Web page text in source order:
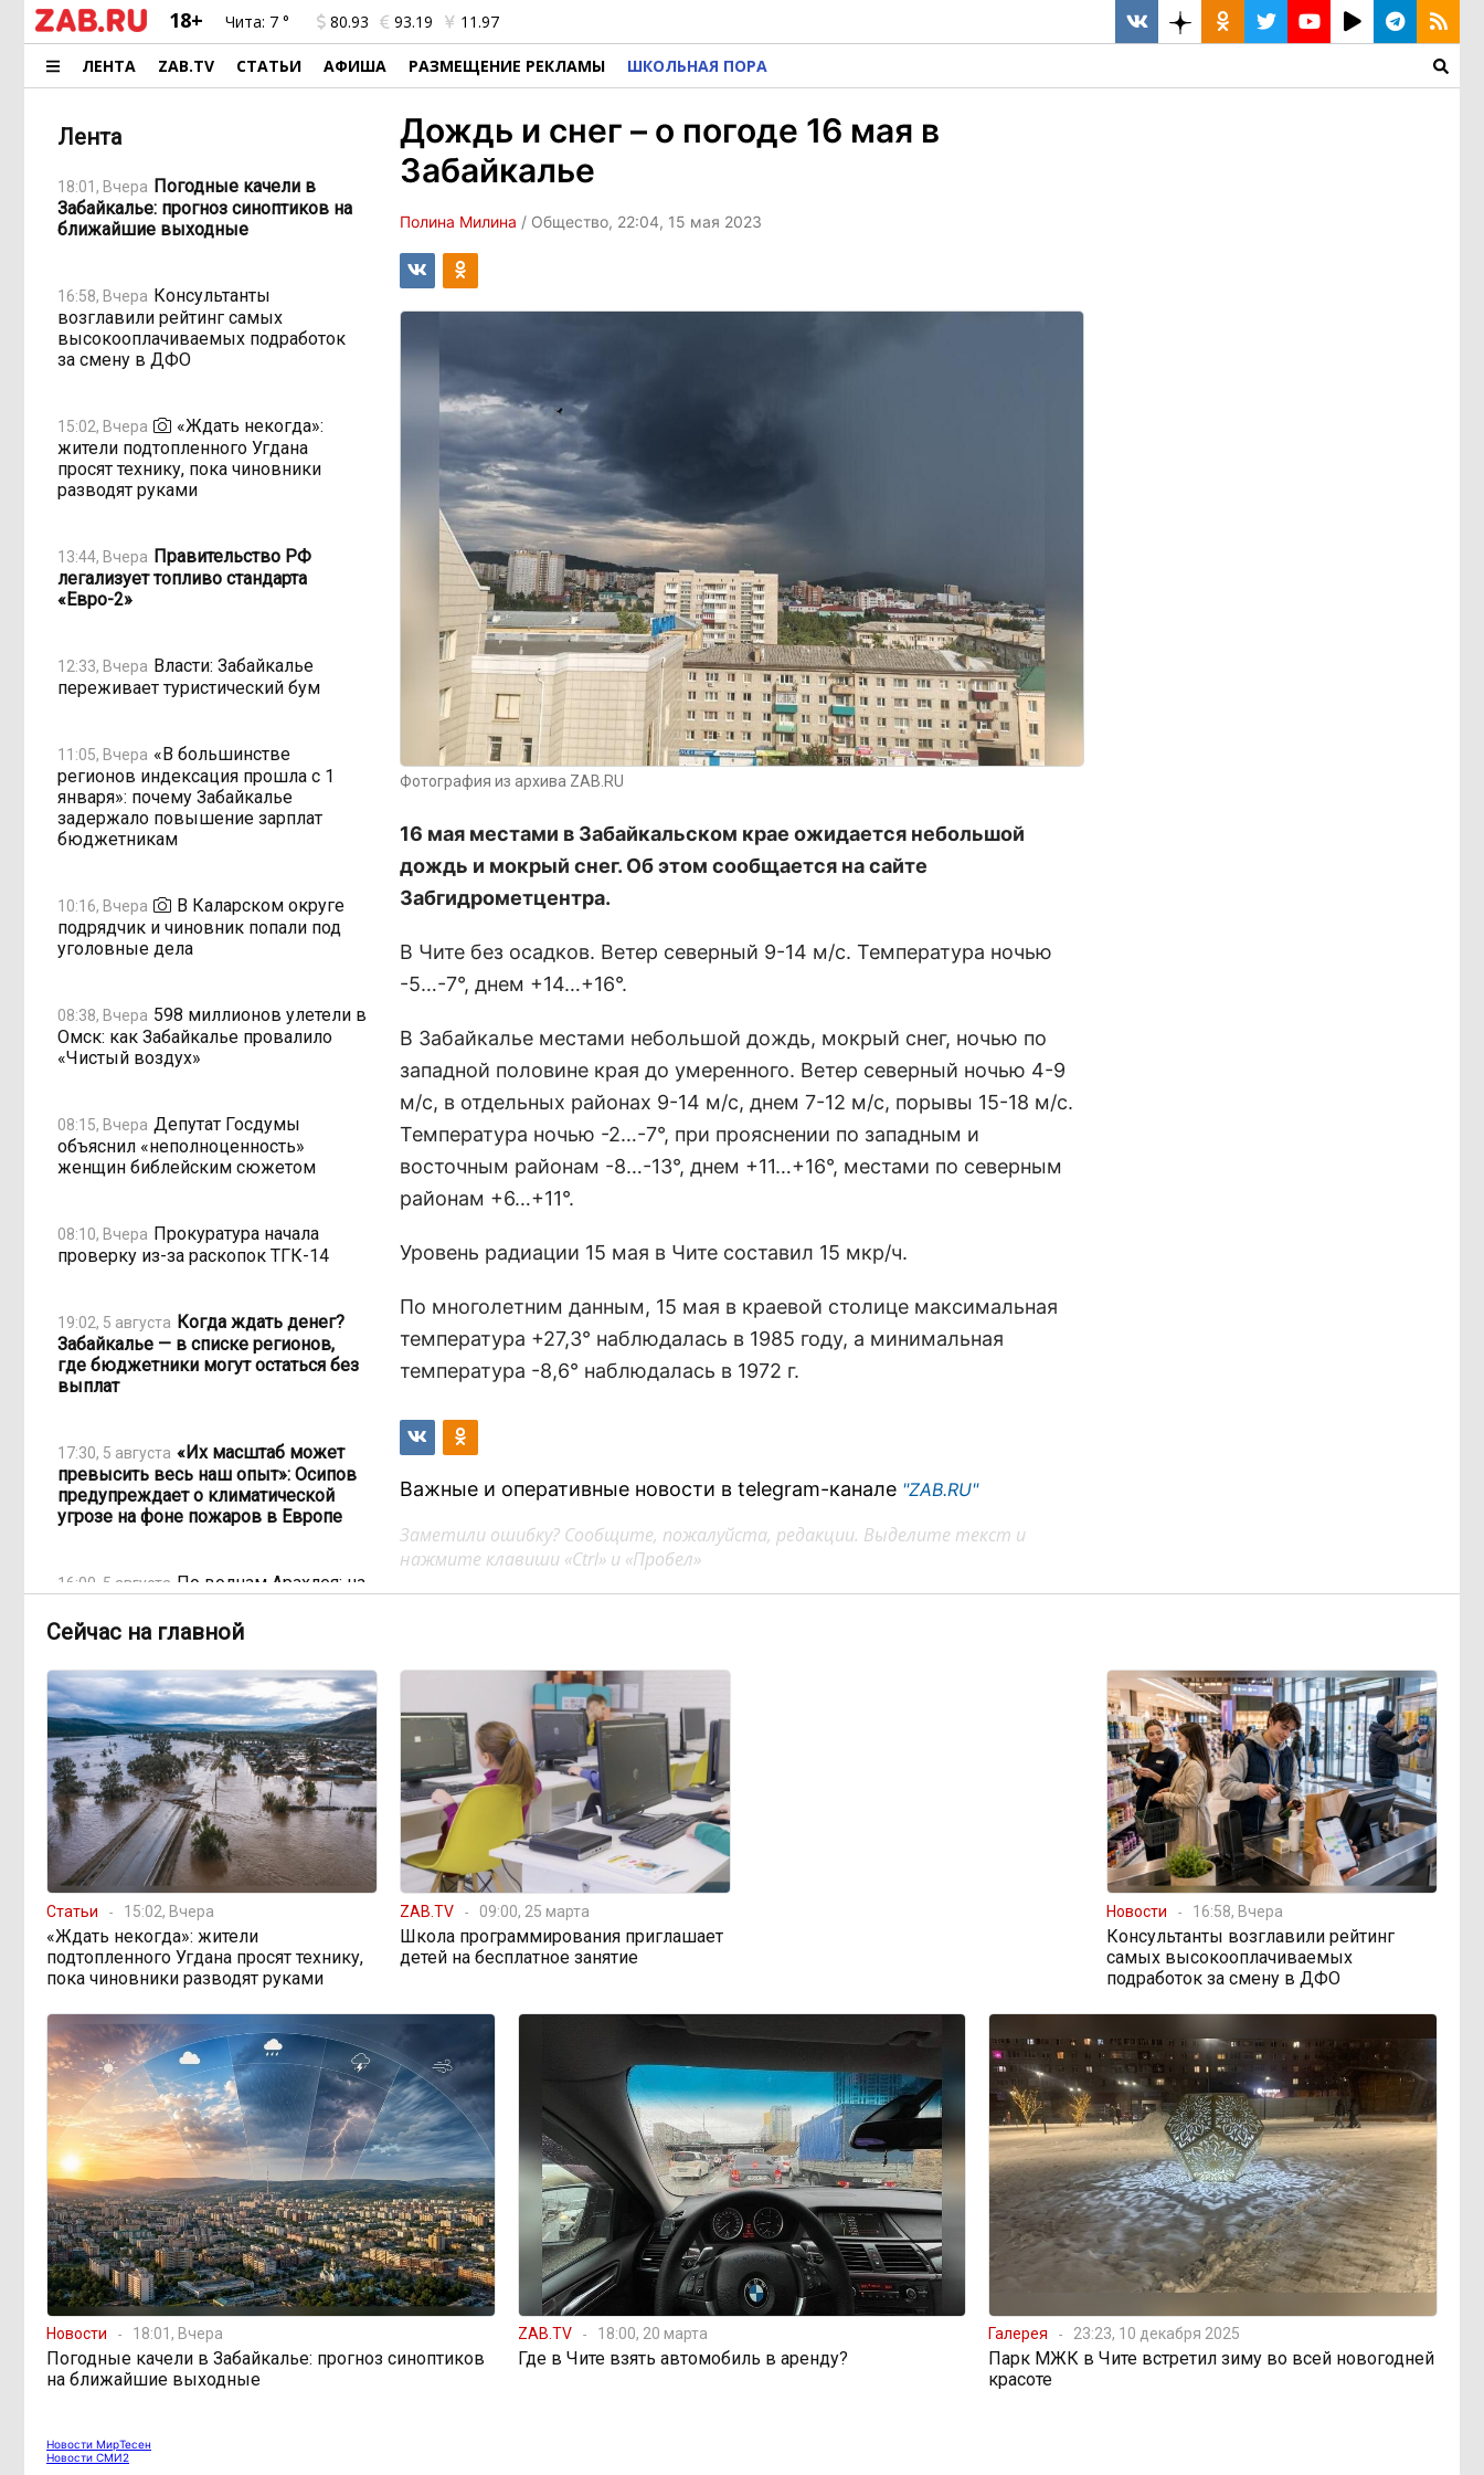
18+ Чита: 7 ° 80.93 93.19 11.97
ЛЕНТА ZAB.TV СТАТЬИ АФИША РАЗМЕЩЕНИЕ РЕКЛАМЫ ШКОЛЬНАЯ ПОРА
Лента
18:01, Вчера Погодные качели в
Забайкалье: прогноз синоптиков на
ближайшие выходные
16:58, Вчера Консультанты
возглавили рейтинг самых
высокооплачиваемых подработок
за смену в ДФО
15:02, Вчера
«Ждать некогда»:
жители подтопленного Угдана
просят технику, пока чиновники
разводят руками
13:44, Вчера Правительство РФ
легализует топливо стандарта
«Евро-2»
12:33, Вчера Власти: Забайкалье
переживает туристический бум
11:05, Вчера «В большинстве
регионов индексация прошла с 1
января»: почему Забайкалье
задержало повышение зарплат
бюджетникам
10:16, Вчера
В Каларском округе
подрядчик и чиновник попали под
уголовные дела
08:38, Вчера 598 миллионов улетели в
Омск: как Забайкалье провалило
«Чистый воздух»
08:15, Вчера Депутат Госдумы
объяснил «неполноценность»
женщин библейским сюжетом
08:10, Вчера Прокуратура начала
проверку из-за раскопок ТГК-14
19:02, 5 августа Когда ждать денег?
Забайкалье — в списке регионов,
где бюджетники могут остаться без
выплат
17:30, 5 августа «Их масштаб может
превысить весь наш опыт»: Осипов
предупреждает о климатической
угрозе на фоне пожаров в Европе
16:00, 5 августа По волнам Арахлея: на
улучшили LTE-сеть
12:33, 5 августа Путин подписал закон,
вдвое расширяющий основания для
выдворения мигрантов
12:32, 5 августа Читинская
администрация хочет
отремонтировать кабинет за 6,8
миллиона: что скрывает смета?
11:47, 5 августа «Нефтемаркет»
отвечает: региональные власти
неточно изложили ситуацию с
09:33, 5 августа Учителя в Забайкалье
получают почти вдвое больше, чем
в среднем по стране
08:31, 5 августа Чита готовится к зиме
08:02, 5 августа Лес, которого нет в
отчётах
16:00, 4 августа
«Ребёнок должен
хотеть учиться, а не просто идти в
школу с рюкзаком»: детский
психолог Наталья Малинина о
Дождь и снег – о погоде 16 мая в
Забайкалье
Полина Милина / Общество, 22:04, 15 мая 2023
Фотография из архива ZAB.RU
16 мая местами в Забайкальском крае ожидается небольшой
дождь и мокрый снег. Об этом сообщается на сайте
Забгидрометцентра.
В Чите без осадков. Ветер северный 9-14 м/с. Температура ночью
-5…-7°, днем +14…+16°.
В Забайкалье местами небольшой дождь, мокрый снег, ночью по
западной половине края до умеренного. Ветер северный ночью 4-9
м/с, в отдельных районах 9-14 м/с, днем 7-12 м/с, порывы 15-18 м/с.
Температура ночью -2…-7°, при прояснении по западным и
восточным районам -8…-13°, днем +11…+16°, местами по северным
районам +6…+11°.
Уровень радиации 15 мая в Чите составил 15 мкр/ч.
По многолетним данным, 15 мая в краевой столице максимальная
температура +27,3° наблюдалась в 1985 году, а минимальная
температура -8,6° наблюдалась в 1972 г.
Важные и оперативные новости в telegram-канале "ZAB.RU"
Заметили ошибку? Сообщите, пожалуйста, редакции. Выделите текст и
нажмите клавиши «Ctrl» и «Пробел»
Сейчас на главной
Статьи 15:02, Вчера
«Ждать некогда»: жители
подтопленного Угдана просят технику,
пока чиновники разводят руками
ZAB.TV 09:00, 25 марта
Школа программирования приглашает
детей на бесплатное занятие
Новости 16:58, Вчера
Консультанты возглавили рейтинг
самых высокооплачиваемых
подработок за смену в ДФО
Новости 18:01, Вчера
Погодные качели в Забайкалье: прогноз синоптиков
на ближайшие выходные
ZAB.TV 18:00, 20 марта
Где в Чите взять автомобиль в аренду?
Галерея 23:23, 10 декабря 2025
Парк МЖК в Чите встретил зиму во всей новогодней
красоте
Новости МирТесен
Новости СМИ2